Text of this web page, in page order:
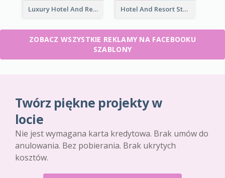
Luxury Hotel And Resort Booking Facebook Ad Hotel And Resort Staycation Promotion Facebook Ad
ZOBACZ WSZYSTKIE REKLAMY NA FACEBOOKU
SZABLONY
Twórz piękne projekty w
locie
Nie jest wymagana karta kredytowa. Brak umów do
anulowania. Bez pobierania. Brak ukrytych
kosztów.